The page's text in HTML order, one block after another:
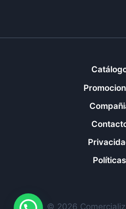
Políticas
© 2026